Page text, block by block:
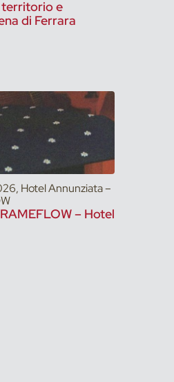
territorio e
di Ferrara
Hotel Annunziata –
– Hotel